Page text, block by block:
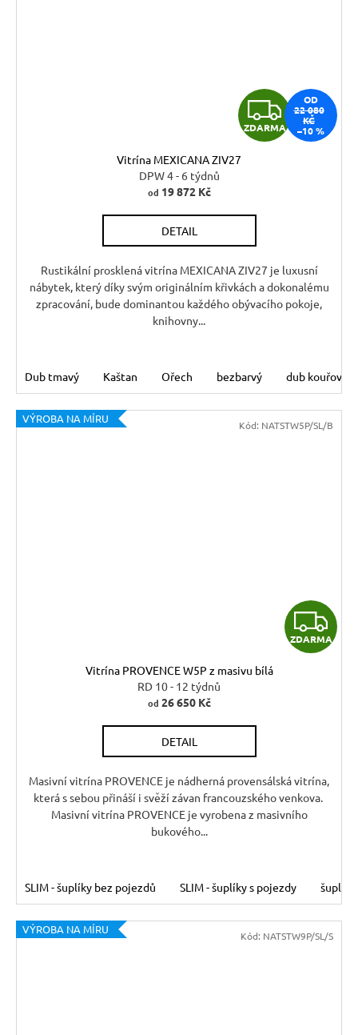
Z
D
A
ZDARMA
OD
22 080
KČ
–10 %
Vitrína MEXICANA ZIV27
DPW 4 - 6 týdnů
od 19 872 Kč
DETAIL
Rustikální prosklená vitrína MEXICANA ZIV27 je luxusní
nábytek, který díky svým originálním křivkách a dokonalému
zpracování, bude dominantou každého obývacího pokoje,
knihovny...
Dub tmavý Kaštan Ořech bezbarvý dub kouřový
VÝROBA NA MÍRU
Z
D
A
ZDARMA
Vitrína PROVENCE W5P z masivu bílá
RD 10 - 12 týdnů
od 26 650 Kč
DETAIL
Masivní vitrína PROVENCE je nádherná provensálská vitrína,
která s sebou přináší i svěží závan francouzského venkova.
Masivní vitrína PROVENCE je vyrobena z masivního
bukového...
SLIM - šuplíky bez pojezdů SLIM - šuplíky s pojezdy
Kód: NATSTW5P/SL/B
VÝROBA NA MÍRU Kód: NATSTW9P/SL/S